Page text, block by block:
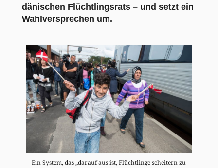
dänischen Flüchtlingsrats – und setzt ein
Wahlversprechen um.
Ein System, das „darauf aus ist, Flüchtlinge scheitern zu